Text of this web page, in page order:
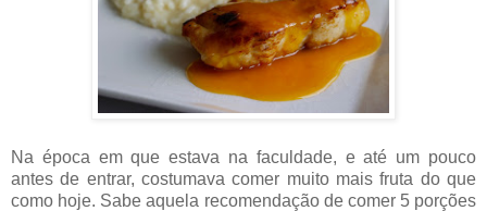
Na época em que estava na faculdade, e até um pouco
antes de entrar, costumava comer muito mais fruta do que
como hoje. Sabe aquela recomendação de comer 5 porções